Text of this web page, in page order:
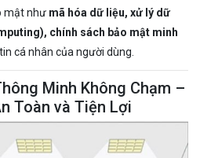
mật như mã hóa dữ liệu, xử lý dữ
chính sách bảo mật minh
cá nhân của người dùng.
Minh Không Chạm –
Toàn và Tiện Lợi